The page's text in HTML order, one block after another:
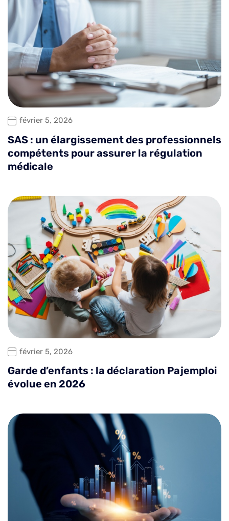
février 5, 2026
SAS : un élargissement des professionnels
compétents pour assurer la régulation
médicale
février 5, 2026
Garde d’enfants : la déclaration Pajemploi
évolue en 2026